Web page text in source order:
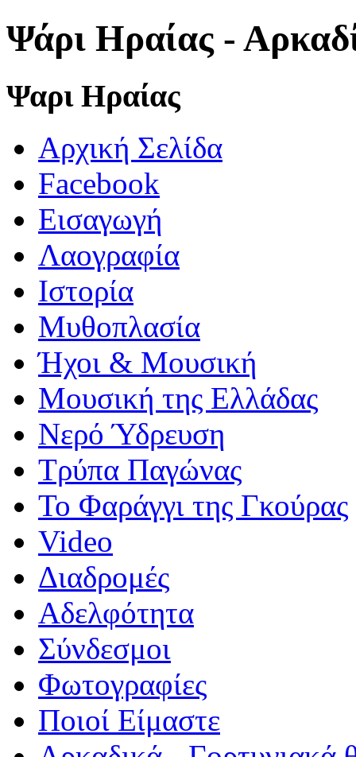
Ψάρι Ηραίας -
Ψαρι Ηραίας
Αρχική Σελίδα
Facebook
Εισαγωγή
Λαογραφία
Ιστορία
Μυθοπλασία
Ήχοι & Μουσική
Μουσική της Ελλάδας
Νερό Ύδρευση
Τρύπα Παγώνας
Το Φαράγγι της Γκούρας
Video
Διαδρομές
Αδελφότητα
Σύνδεσμοι
Φωτογραφίες
Ποιοί Είμαστε